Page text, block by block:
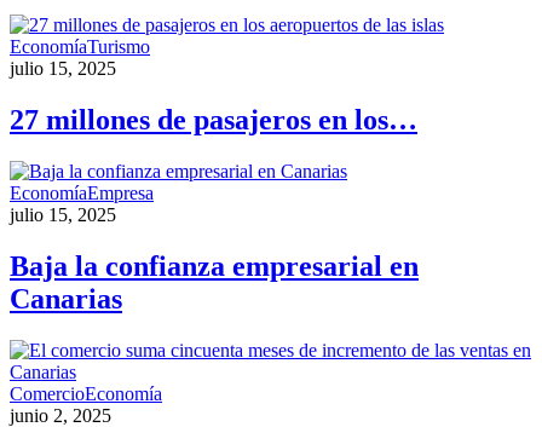
EconomíaTurismo
julio 15, 2025
27 millones de pasajeros en los…
EconomíaEmpresa
julio 15, 2025
Baja la confianza empresarial en
Canarias
ComercioEconomía
junio 2, 2025